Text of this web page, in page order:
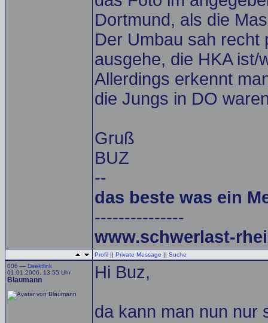
Dortmund, als die
Der Umbau sah recht
ausgehe, die HKA ist/
Allerdings erkennt
die Jungs in DO
Gruß
BUZ
--
das beste was ein
---------------
www.schwerlast-
Profil || Private Message || Suche
006 — Direktlink
01.01.2006, 13:55 Uhr
Blaumann Hi Buz,
da kann man nun nur